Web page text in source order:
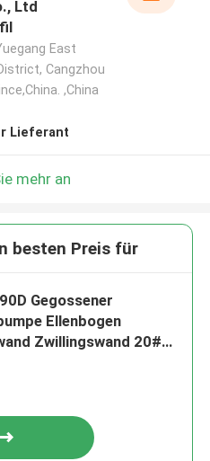
Ltd
East
Cangzhou
,China
Lieferant
mehr an
besten Preis für
Gegossener
Ellenbogen
Zwillingswand 20#